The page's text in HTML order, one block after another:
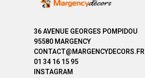
36 AVENUE GEORGES POMPIDOU
95580 MARGENCY
CONTACT@MARGENCYDECORS.FR
01 34 16 15 95
INSTAGRAM